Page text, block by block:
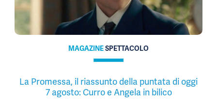
MAGAZINESPETTACOLO
La Promessa, il riassunto della puntata di oggi
7 agosto: Curro e Angela in bilico